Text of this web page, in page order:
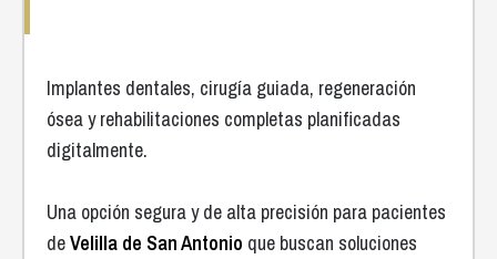
Implantes dentales, cirugía guiada, regeneración
ósea y rehabilitaciones completas planificadas
digitalmente.
Una opción segura y de alta precisión para pacientes
deVelilla de San Antonio que buscan soluciones